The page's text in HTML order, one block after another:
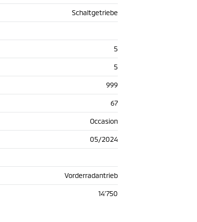
Schaltgetriebe
5
5
999
67
Occasion
05/2024
Vorderradantrieb
14'750